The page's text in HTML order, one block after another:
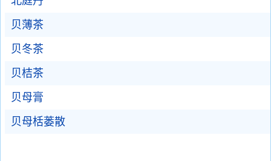
贝薄茶
贝冬茶
贝桔茶
贝母膏
贝母栝蒌散